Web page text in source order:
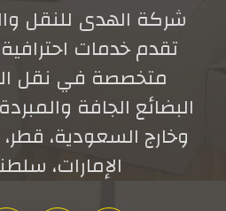
شركة الهدى للنقل
متخصصة في نقل
البضائع الجافة
وخارج السعودية، قطر،
الإمارات،